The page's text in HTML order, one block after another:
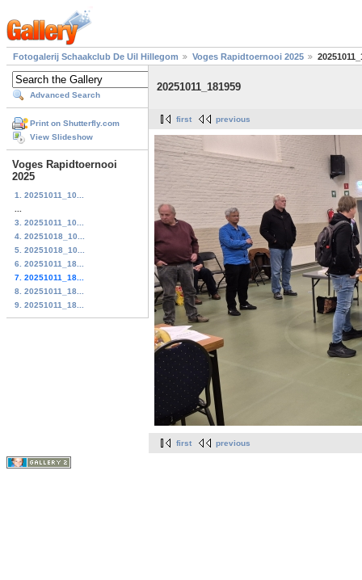
Fotogalerij Schaakclub De Uil Hillegom Voges Rapidtoernooi 2025
Advanced Search
Print on Shutterfly.com
View Slideshow
Voges Rapidtoernooi
2025
1. 20251011_10...
3. 20251011_10...
4. 20251018_10...
5. 20251018_10...
6. 20251011_18...
7. 20251011_18...
8. 20251011_18...
9. 20251011_18...
20251011_181959
first previous
first previous